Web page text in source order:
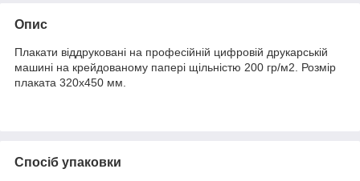
Опис
Плакати віддруковані на професійній цифровій друкарській
машині на крейдованому папері щільністю 200 гр/м2. Розмір
плаката 320х450 мм.
Спосіб упаковки